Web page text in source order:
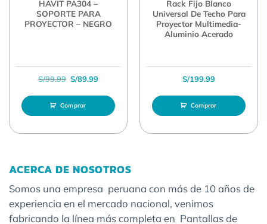
HAVIT PA304 –
SOPORTE PARA
PROYECTOR – NEGRO
S/99.99 El precio original era: S/99.99.
S/89.99El precio actual es: S/89.99.
Comprar
Rack Fijo Blanco
Universal De Techo Para
Proyector Multimedia-
Aluminio Acerado
S/199.99
Comprar
ACERCA DE NOSOTROS
Somos una empresa peruana con más de 10 años de
experiencia en el mercado nacional, venimos
fabricando la línea más completa en Pantallas de